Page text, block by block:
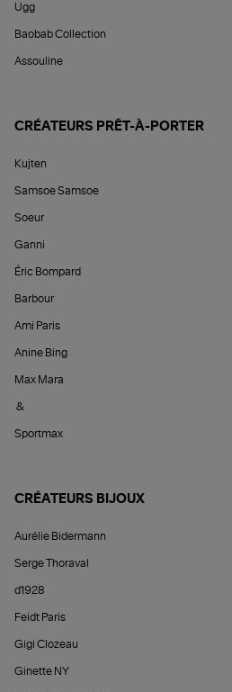
Ugg
Baobab Collection
Assouline
CRÉATEURS PRÊT-À-PORTER
Kujten
Samsoe Samsoe
Soeur
Ganni
Éric Bompard
Barbour
Ami Paris
Anine Bing
Max Mara
&
Sportmax
CRÉATEURS BIJOUX
Aurélie Bidermann
Serge Thoraval
d1928
Feidt Paris
Gigi Clozeau
Ginette NY